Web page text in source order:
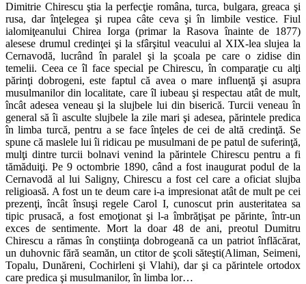
Dimitrie Chirescu ştia la perfecţie româna, turca, bulgara, greaca şi
rusa, dar înţelegea şi rupea câte ceva şi în limbile vestice. Fiul
ialomiţeanului Chirea Iorga (primar la Rasova înainte de 1877)
alesese drumul credinţei şi la sfârşitul veacului al XIX-lea slujea la
Cernavodă, lucrând în paralel şi la şcoala pe care o zidise din
temelii. Ceea ce îl face special pe Chirescu, în comparaţie cu alţi
părinţi dobrogeni, este faptul că avea o mare influenţă şi asupra
musulmanilor din localitate, care îl iubeau şi respectau atât de mult,
încât adesea veneau şi la slujbele lui din biserică. Turcii veneau în
general să îi asculte slujbele la zile mari şi adesea, părintele predica
în limba turcă, pentru a se face înţeles de cei de altă credinţă. Se
spune că maslele lui îi ridicau pe musulmani de pe patul de suferinţă,
mulţi dintre turcii bolnavi venind la părintele Chirescu pentru a fi
tămăduiţi. Pe 9 octombrie 1890, când a fost inaugurat podul de la
Cernavodă al lui Saligny, Chirescu a fost cel care a oficiat slujba
religioasă. A fost un te deum care i-a impresionat atât de mult pe cei
prezenţi, încât însuşi regele Carol I, cunoscut prin austeritatea sa
tipic prusacă, a fost emoţionat şi l-a îmbrăţişat pe părinte, într-un
exces de sentimente. Mort la doar 48 de ani, preotul Dumitru
Chirescu a rămas în conştiinţa dobrogeană ca un patriot înflăcărat,
un duhovnic fără seamăn, un ctitor de şcoli săteşti(Aliman, Seimeni,
Topalu, Dunăreni, Cochirleni şi Vlahi), dar şi ca părintele ortodox
care predica şi musulmanilor, în limba lor…